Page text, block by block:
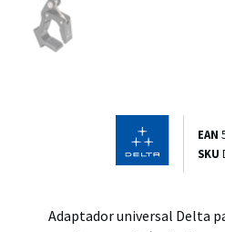
EAN
SKU
Adaptador universal Delta